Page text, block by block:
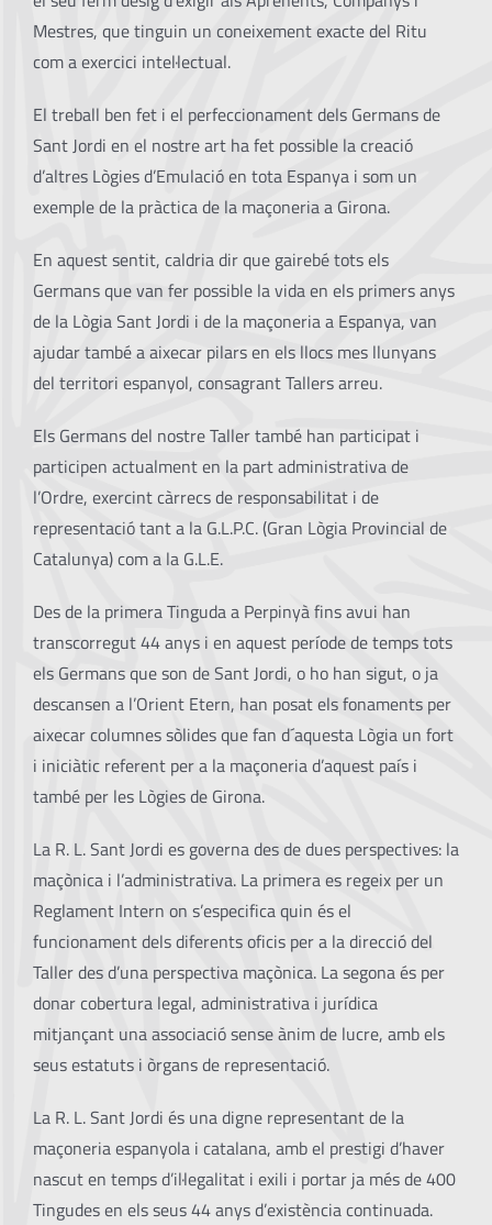
Mestres, que tinguin un coneixement exacte del Ritu
com a exercici intel·lectual.
El treball ben fet i el perfeccionament dels Germans de
Sant Jordi en el nostre art ha fet possible la creació
d’altres Lògies d’Emulació en tota Espanya i som un
exemple de la pràctica de la maçoneria a Girona.
En aquest sentit, caldria dir que gairebé tots els
Germans que van fer possible la vida en els primers anys
de la Lògia Sant Jordi i de la maçoneria a Espanya, van
ajudar també a aixecar pilars en els llocs mes llunyans
del territori espanyol, consagrant Tallers arreu.
Els Germans del nostre Taller també han participat i
participen actualment en la part administrativa de
l’Ordre, exercint càrrecs de responsabilitat i de
representació tant a la G.L.P.C. (Gran Lògia Provincial de
Catalunya) com a la G.L.E.
Des de la primera Tinguda a Perpinyà fins avui han
transcorregut 44 anys i en aquest període de temps tots
els Germans que son de Sant Jordi, o ho han sigut, o ja
descansen a l’Orient Etern, han posat els fonaments per
aixecar columnes sòlides que fan d´aquesta Lògia un fort
i iniciàtic referent per a la maçoneria d’aquest país i
també per les Lògies de Girona.
La R. L. Sant Jordi es governa des de dues perspectives: la
maçònica i l’administrativa. La primera es regeix per un
Reglament Intern on s’especifica quin és el
funcionament dels diferents oficis per a la direcció del
Taller des d’una perspectiva maçònica. La segona és per
donar cobertura legal, administrativa i jurídica
mitjançant una associació sense ànim de lucre, amb els
seus estatuts i òrgans de representació.
La R. L. Sant Jordi és una digne representant de la
maçoneria espanyola i catalana, amb el prestigi d’haver
nascut en temps d’il·legalitat i exili i portar ja més de 400
Tingudes en els seus 44 anys d’existència continuada.